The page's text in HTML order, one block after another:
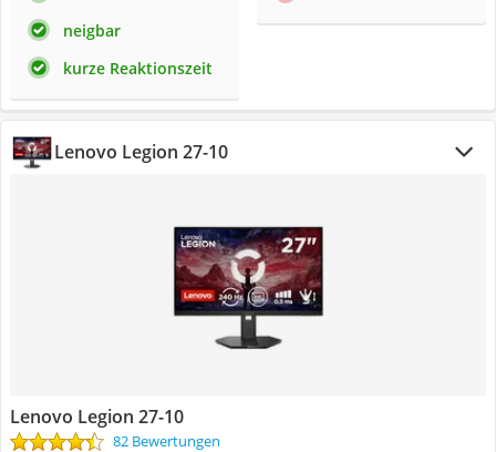
neigbar
kurze Reaktionszeit
Lenovo Legion 27-10
Lenovo Legion 27-10
82 Bewertungen